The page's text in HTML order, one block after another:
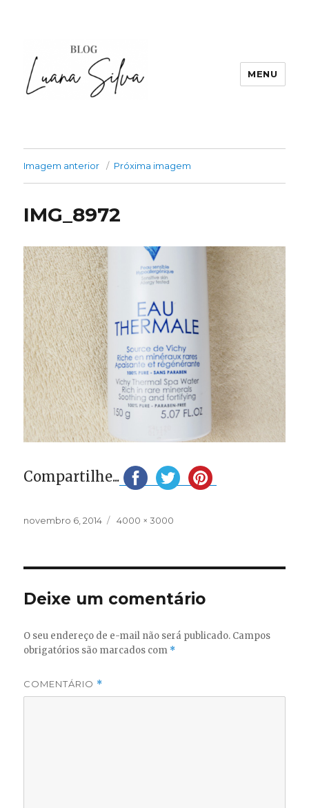
MENU
Imagem anterior Próxima imagem
IMG_8972
Compartilhe...
Publicado
novembro 6, 2014
Tamanho
4000 × 3000
Deixe um comentário
O seu endereço de e-mail não será publicado. Campos
obrigatórios são marcados com *
COMENTÁRIO *